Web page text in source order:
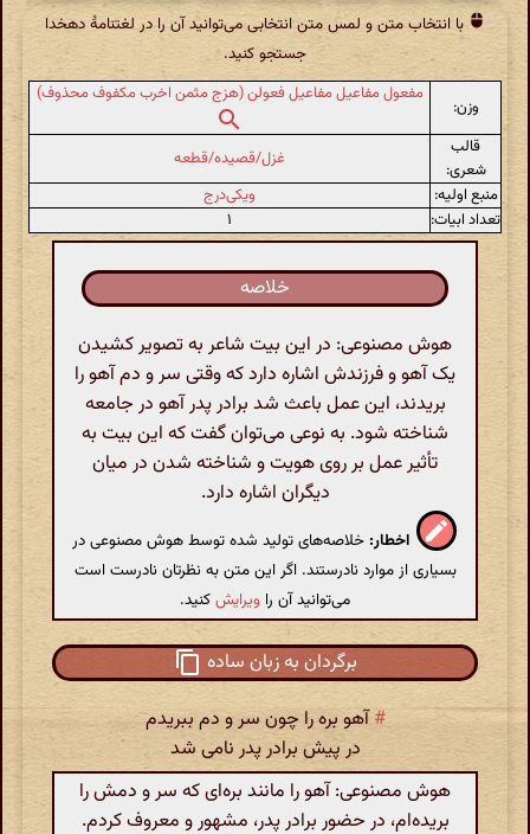
با انتخاب متن و لمس متن انتخابی می‌توانید آن را در لغتنامهٔ دهخدا
جستجو کنید.
وزن:
مفعول مفاعیل مفاعیل فعولن (هزج مثمن اخرب مکفوف محذوف)
قالب
شعری:
غزل/قصیده/قطعه
منبع اولیه:
ویکی‌درج
تعداد ابیات:
۱
خلاصه
هوش مصنوعی: در این بیت شاعر به تصویر کشیدن
یک آهو و فرزندش اشاره دارد که وقتی سر و دم آهو را
بریدند، این عمل باعث شد برادر پدر آهو در جامعه
شناخته شود. به نوعی می‌توان گفت که این بیت به
تأثیر عمل بر روی هویت و شناخته شدن در میان
دیگران اشاره دارد.
اخطار: خلاصه‌های تولید شده توسط هوش مصنوعی در
بسیاری از موارد نادرستند. اگر این متن به نظرتان نادرست است
می‌توانید آن را ویرایشکنید.
برگردان به زبان ساده
#آهو بره را چون سر و دم ببریدم
در پیش برادر پدر نامی شد
هوش مصنوعی: آهو را مانند بره‌ای که سر و دمش را
بریده‌ام، در حضور برادر پدر، مشهور و معروف کردم.